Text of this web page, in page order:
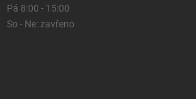
Pá 8:00 - 15:00
So - Ne: zavřeno